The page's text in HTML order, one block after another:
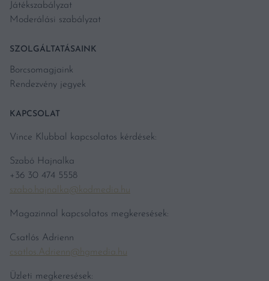
Játékszabályzat
Moderálási szabályzat
SZOLGÁLTATÁSAINK
Borcsomagjaink
Rendezvény jegyek
KAPCSOLAT
Vince Klubbal kapcsolatos kérdések:
Szabó Hajnalka
+36 30 474 5558
szabo.hajnalka@kodmedia.hu
Magazinnal kapcsolatos megkeresések:
Csatlós Adrienn
csatlos.Adrienn@hgmedia.hu
Üzleti megkeresések: